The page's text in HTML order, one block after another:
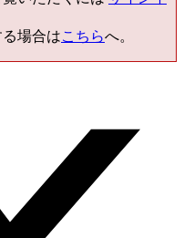
場合はこちらへ。